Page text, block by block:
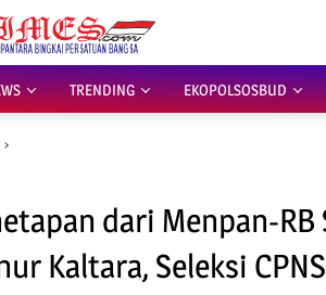
TRENDING EKOPOLSOSBUD
dari Menpan-
Kaltara, Seleksi